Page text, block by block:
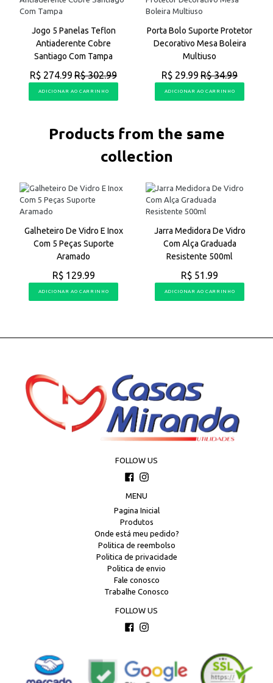
Jogo 5 Panelas Teflon
Antiaderente Cobre
Santiago Com Tampa
R$ 274.99 R$ 302.99
ADICIONAR AO CARRINHO
Porta Bolo Suporte Protetor
Decorativo Mesa Boleira
Multiuso
R$ 29.99 R$ 34.99
ADICIONAR AO CARRINHO
Products from the same
collection
Galheteiro De Vidro E Inox
Com 5 Peças Suporte
Aramado
R$ 129.99
ADICIONAR AO CARRINHO
Jarra Medidora De Vidro
Com Alça Graduada
Resistente 500ml
R$ 51.99
ADICIONAR AO CARRINHO
FOLLOW US
FacebookInstagram
MENU
Pagina Inicial
Produtos
Onde está meu pedido?
Politica de reembolso
Politica de privacidade
Politica de envio
Fale conosco
Trabalhe Conosco
FOLLOW US
FacebookInstagram